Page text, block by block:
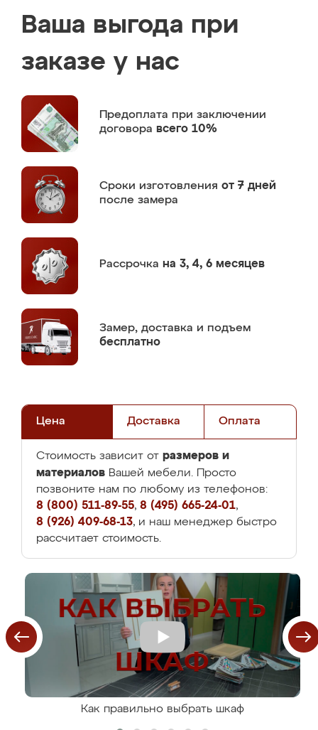
Ваша выгода при
заказе у нас
Предоплата при заключении
договора всего 10%
Сроки изготовления от 7 дней
после замера
Рассрочка на 3, 4, 6 месяцев
Замер, доставка и подъем
бесплатно
Цена Доставка Оплата
Стоимость зависит от размеров и
материалов Вашей мебели. Просто
позвоните нам по любому из телефонов:
8 (800) 511-89-55, 8 (495) 665-24-01,
8 (926) 409-68-13, и наш менеджер быстро
рассчитает стоимость.
Как правильно выбрать шкаф